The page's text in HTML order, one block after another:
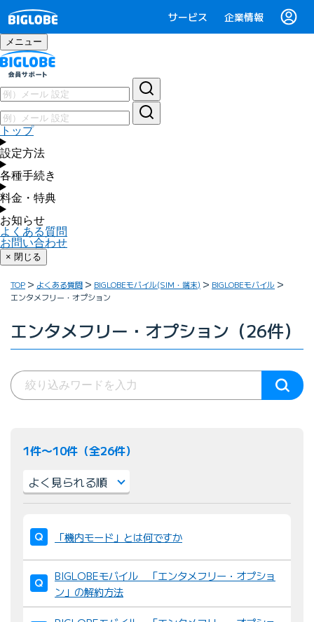
サービス 企業情報
メニュー
トップ
設定方法
各種手続き
料金・特典
お知らせ
よくある質問
お問い合わせ
× 閉じる
TOP よくある質問 BIGLOBEモバイル(SIM・端末)
BIGLOBEモバイル
エンタメフリー・オプション
エンタメフリー・オプション（26件）
1件〜10件（全26件）
び
替
え
：
「機内モード」とは何ですか
BIGLOBEモバイル 「エンタメフリー・オプショ
ン」の解約方法